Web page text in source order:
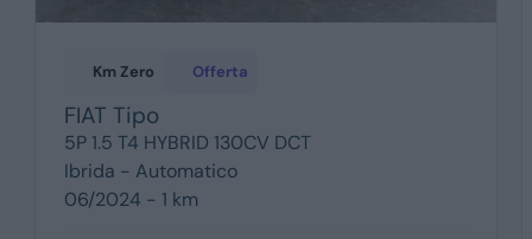
Km Zero Offerta
FIAT Tipo
5P 1.5 T4 HYBRID 130CV DCT
Ibrida - Automatico
06/2024 - 1 km